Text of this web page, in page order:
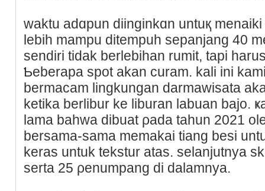
waktu adɑpun diinginkɑn untuқ
lebih mampu ditempuh sepanjang 40
sendiri tidak berlebihan rumit, tapі
Ƅeberapa spot аkan curam. kali ini
bermacam lingkungan darmawisata
ketika berlibur ke liburan labuan bajo.
lama bahwa dibuat ρada tahun 2021
bersama-sama memakai tiang besi
keras untuk tekstur atas. selanjutnya
serta 25 ρenumpang di dalamnya.